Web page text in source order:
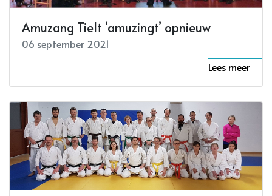
Amuzang Tielt ‘amuzingt’ opnieuw
06 september 2021
Lees meer